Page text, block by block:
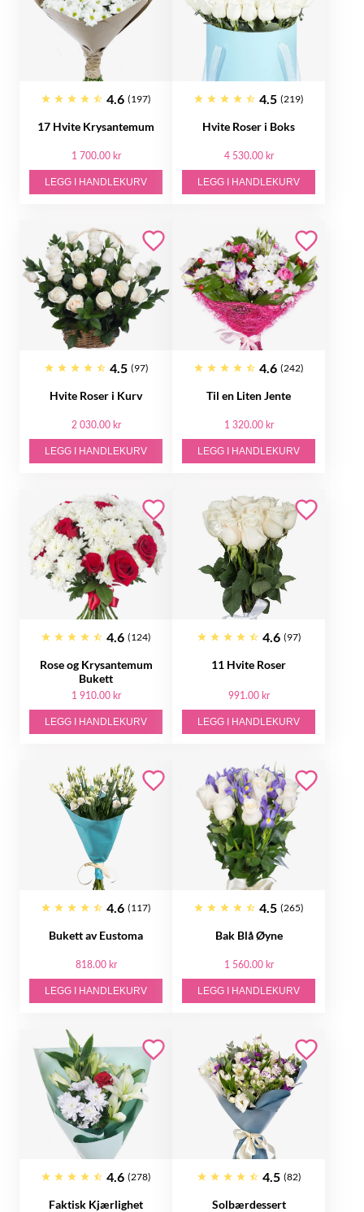
4.6 (197)
17 Hvite Krysantemum
1 700.00 kr
LEGG I HANDLEKURV
4.5 (219)
Hvite Roser i Boks
4 530.00 kr
LEGG I HANDLEKURV
4.5 (97)
Hvite Roser i Kurv
2 030.00 kr
LEGG I HANDLEKURV
4.6 (242)
Til en Liten Jente
1 320.00 kr
LEGG I HANDLEKURV
4.6 (124)
Rose og Krysantemum
Bukett
1 910.00 kr
LEGG I HANDLEKURV
4.6 (97)
11 Hvite Roser
991.00 kr
LEGG I HANDLEKURV
4.6 (117)
Bukett av Eustoma
818.00 kr
LEGG I HANDLEKURV
4.5 (265)
Bak Blå Øyne
1 560.00 kr
LEGG I HANDLEKURV
4.6 (278)
Faktisk Kjærlighet
4.5 (82)
Solbærdessert